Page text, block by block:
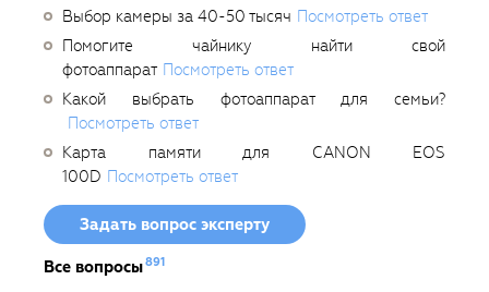
Выбор камеры за 40-50 тысяч Посмотреть ответ
Помогите чайнику найти свой
фотоаппарат Посмотреть ответ
Какой выбрать фотоаппарат для семьи?
Посмотреть ответ
Карта памяти для CANON EOS
100D Посмотреть ответ
Задать вопрос эксперту
Все вопросы891